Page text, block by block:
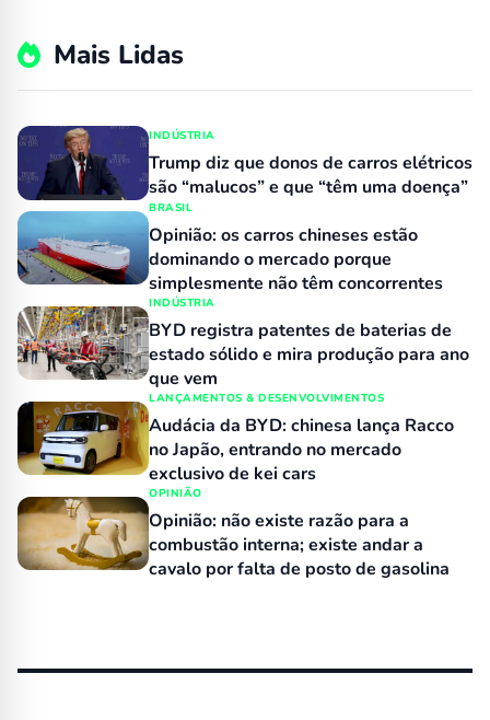
Mais Lidas
INDÚSTRIA
Trump diz que donos de carros elétricos
são “malucos” e que “têm uma doença”
BRASIL
Opinião: os carros chineses estão
dominando o mercado porque
simplesmente não têm concorrentes
INDÚSTRIA
BYD registra patentes de baterias de
estado sólido e mira produção para ano
que vem
LANÇAMENTOS & DESENVOLVIMENTOS
Audácia da BYD: chinesa lança Racco
no Japão, entrando no mercado
exclusivo de kei cars
OPINIÃO
Opinião: não existe razão para a
combustão interna; existe andar a
cavalo por falta de posto de gasolina